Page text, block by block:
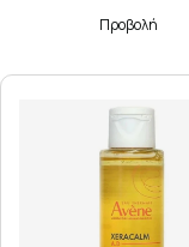
Προβολή